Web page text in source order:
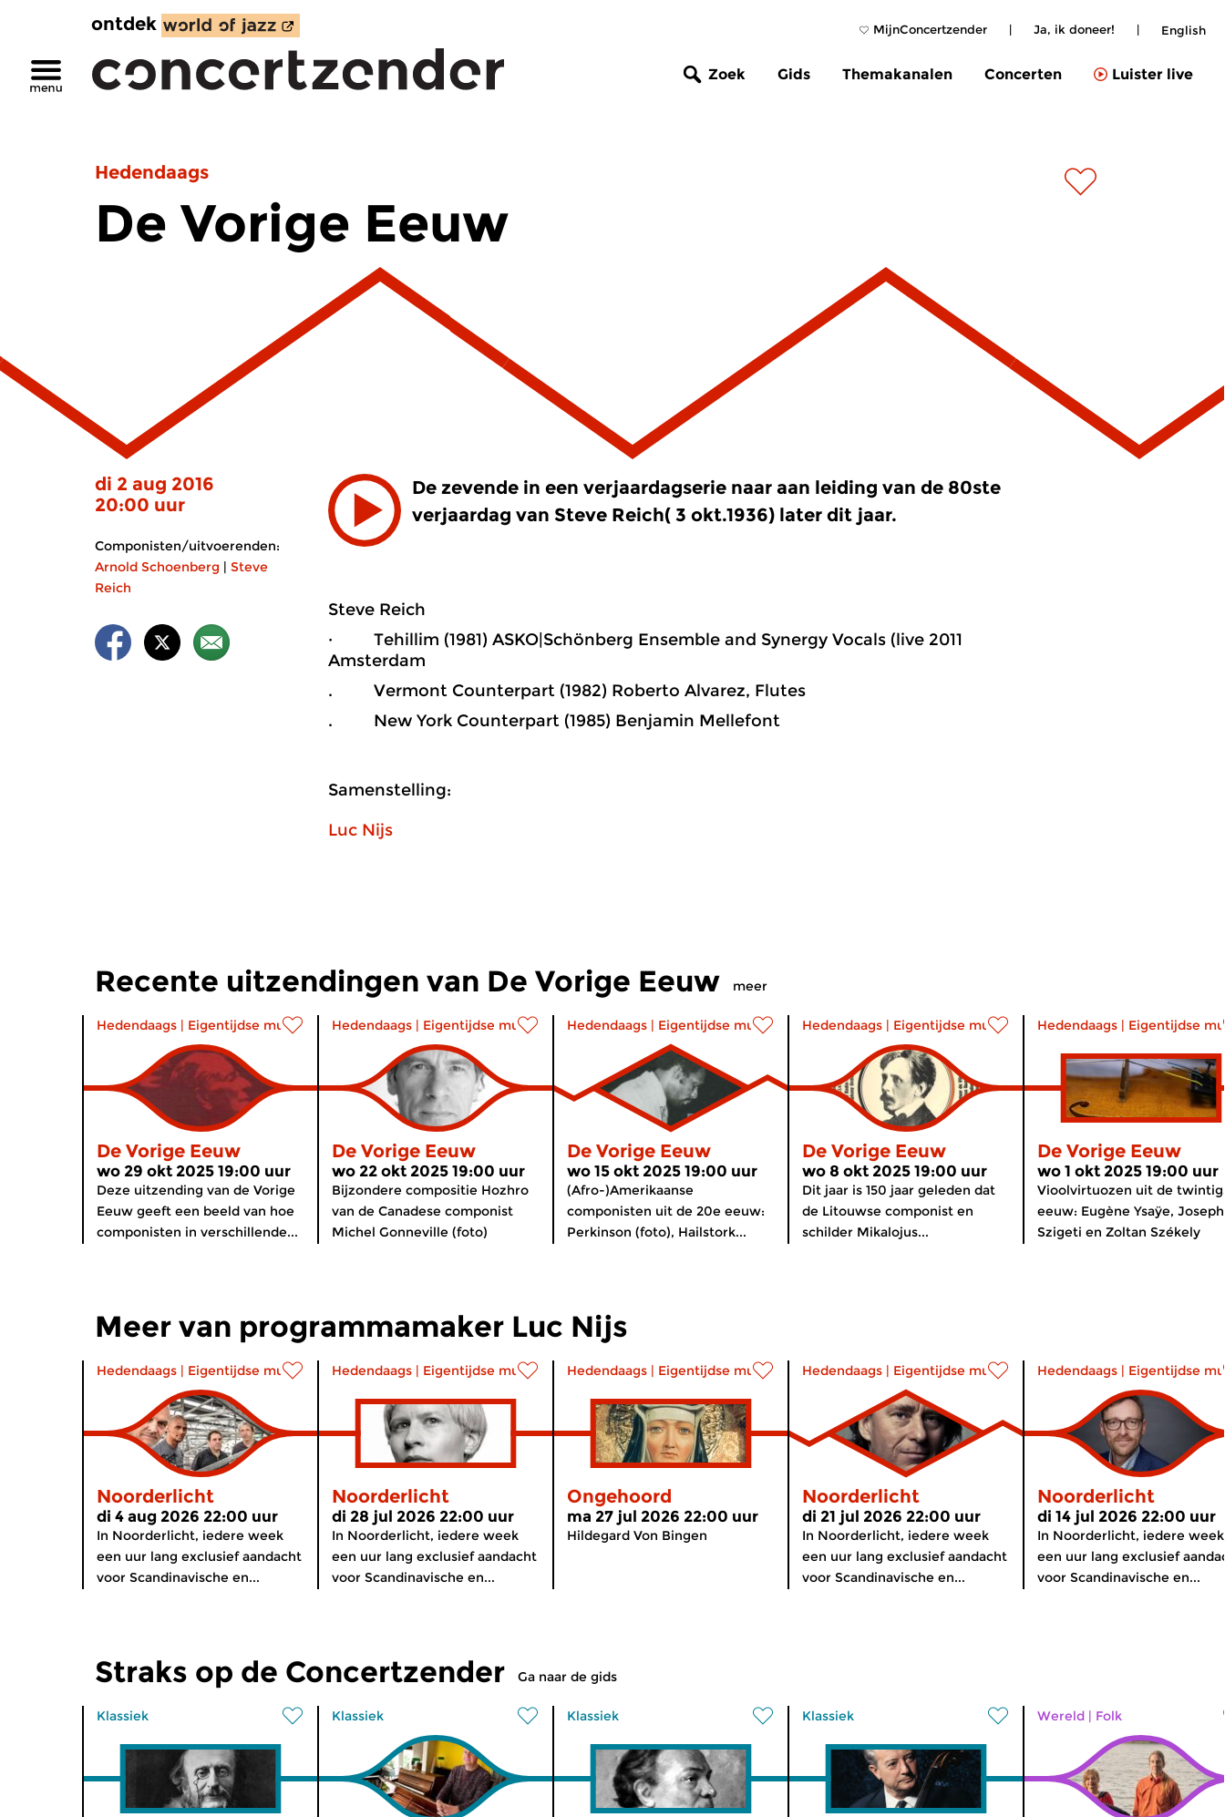
MijnConcertzender | Ja, ik doneer! | English
ontdek
Zoek Gids Themakanalen Concerten Luister live
Hedendaags
De Vorige Eeuw
di 2 aug 2016
20:00 uur
Componisten/uitvoerenden:
Arnold Schoenberg | Steve
Reich
De zevende in een verjaardagserie naar aan leiding van de 80ste
verjaardag van Steve Reich( 3 okt.1936) later dit jaar.
Steve Reich
· Tehillim (1981) ASKO|Schönberg Ensemble and Synergy Vocals (live 2011
Amsterdam
. Vermont Counterpart (1982) Roberto Alvarez, Flutes
. New York Counterpart (1985) Benjamin Mellefont
Samenstelling:
Luc Nijs
Recente uitzendingen van De Vorige Eeuw meer
Hedendaags | Eigentijdse muziek
De Vorige Eeuw
wo 29 okt 2025 19:00 uur
Deze uitzending van de Vorige
Eeuw geeft een beeld van hoe
componisten in verschillende...
Hedendaags | Eigentijdse muziek
De Vorige Eeuw
wo 22 okt 2025 19:00 uur
Bijzondere compositie Hozhro
van de Canadese componist
Michel Gonneville (foto)
Hedendaags | Eigentijdse muziek
De Vorige Eeuw
wo 15 okt 2025 19:00 uur
(Afro-)Amerikaanse
componisten uit de 20e eeuw:
Perkinson (foto), Hailstork...
Hedendaags | Eigentijdse muziek
De Vorige Eeuw
wo 8 okt 2025 19:00 uur
Dit jaar is 150 jaar geleden dat
de Litouwse componist en
schilder Mikalojus...
Hedendaags | Eigentijdse
De Vorige Eeuw
wo 1 okt 2025 19:00 uur
Vioolvirtuozen uit de
eeuw: Eugène Ysaÿe, Joseph
Szigeti en Zoltan Székely
Meer van programmamaker Luc Nijs
Hedendaags | Eigentijdse muziek
Noorderlicht
di 4 aug 2026 22:00 uur
In Noorderlicht, iedere week
een uur lang exclusief aandacht
voor Scandinavische en...
Hedendaags | Eigentijdse muziek
Noorderlicht
di 28 jul 2026 22:00 uur
In Noorderlicht, iedere week
een uur lang exclusief aandacht
voor Scandinavische en...
Hedendaags | Eigentijdse muziek
Ongehoord
ma 27 jul 2026 22:00 uur
Hildegard Von Bingen
Hedendaags | Eigentijdse muziek
Noorderlicht
di 21 jul 2026 22:00 uur
In Noorderlicht, iedere week
een uur lang exclusief aandacht
voor Scandinavische en...
Hedendaags | Eigentijdse
Noorderlicht
di 14 jul 2026 22:00 uur
In Noorderlicht, iedere week
een uur lang exclusief
voor Scandinavische en...
Straks op de Concertzender Ga naar de gids
Klassiek Klassiek Klassiek Klassiek Wereld | Folk